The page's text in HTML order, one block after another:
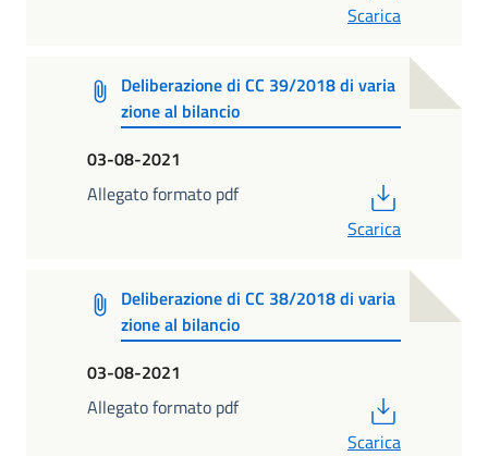
Scarica
Deliberazione di CC 39/2018 di varia
zione al bilancio
03-08-2021
Allegato formato pdf
Scarica
Deliberazione di CC 38/2018 di varia
zione al bilancio
03-08-2021
Allegato formato pdf
Scarica